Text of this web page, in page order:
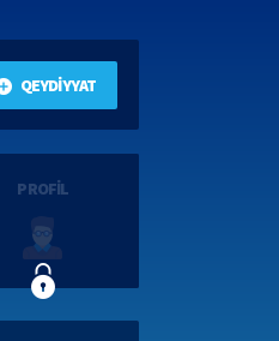
QEYDİYYAT
PROFİL